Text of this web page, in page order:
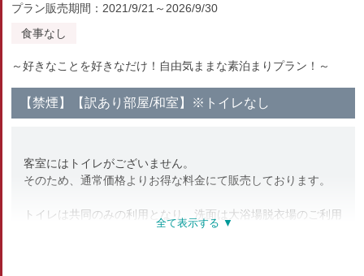
プラン販売期間：2021/9/21～2026/9/30
食事なし
～好きなことを好きなだけ！自由気ままな素泊まりプラン！～
【禁煙】【訳あり部屋/和室】※トイレなし
客室にはトイレがございません。
そのため、通常価格よりお得な料金にて販売しております。
トイレは共同のみの利用となり、洗面は大浴場脱衣場のご利用